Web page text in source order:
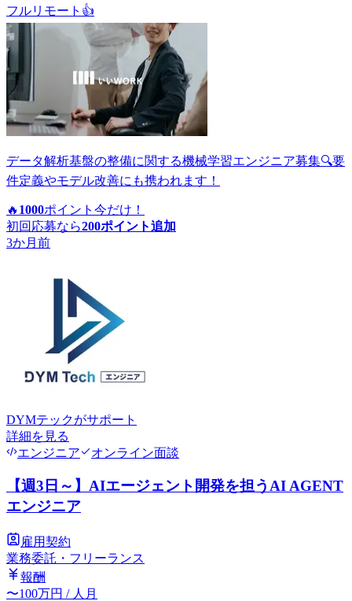
フルリモート 👍
データ解析基盤の整備に関する機械学習エンジニア募集🔍要
件定義やモデル改善にも携われます！
🔥 1000ポイント 今だけ！
初回応募なら200ポイント追加
3か月前
DYMテックがサポート
詳細を見る
エンジニア
オンライン面談
【週3日～】AIエージェント開発を担うAI AGENT
エンジニア
雇用契約
業務委託・フリーランス
報酬
〜100万円 / 人月